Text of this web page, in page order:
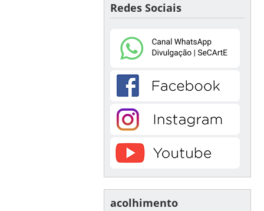
Redes Sociais
acolhimento